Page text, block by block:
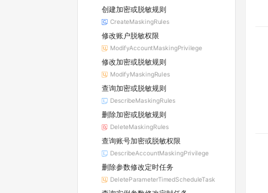
创建加密或脱敏规则
CreateMaskingRules
修改账户脱敏权限
ModifyAccountMaskingPrivilege
修改加密或脱敏规则
ModifyMaskingRules
查询加密或脱敏规则
DescribeMaskingRules
删除加密或脱敏规则
DeleteMaskingRules
查询账号加密或脱敏权限
DescribeAccountMaskingPrivilege
删除参数修改定时任务
DeleteParameterTimedScheduleTask